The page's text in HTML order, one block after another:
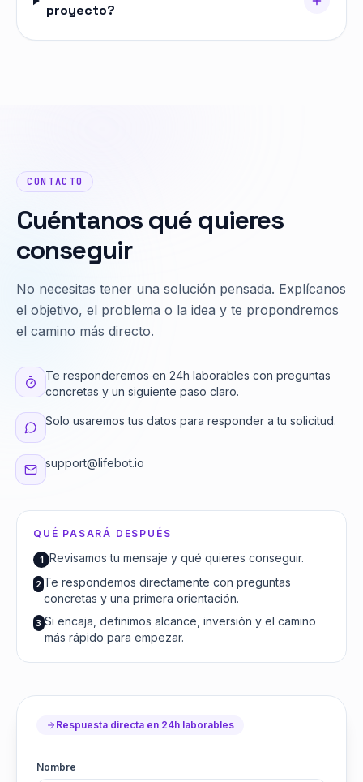
proyecto?
CONTACTO
Cuéntanos qué quieres
conseguir
No necesitas tener una solución pensada. Explícanos
el objetivo, el problema o la idea y te propondremos
el camino más directo.
Te responderemos en 24h laborables con preguntas
concretas y un siguiente paso claro.
Solo usaremos tus datos para responder a tu solicitud.
support@lifebot.io
QUÉ PASARÁ DESPUÉS
1 Revisamos tu mensaje y qué quieres conseguir.
2 Te respondemos directamente con preguntas
concretas y una primera orientación.
3 Si encaja, definimos alcance, inversión y el camino
más rápido para empezar.
Respuesta directa en 24h laborables
Nombre